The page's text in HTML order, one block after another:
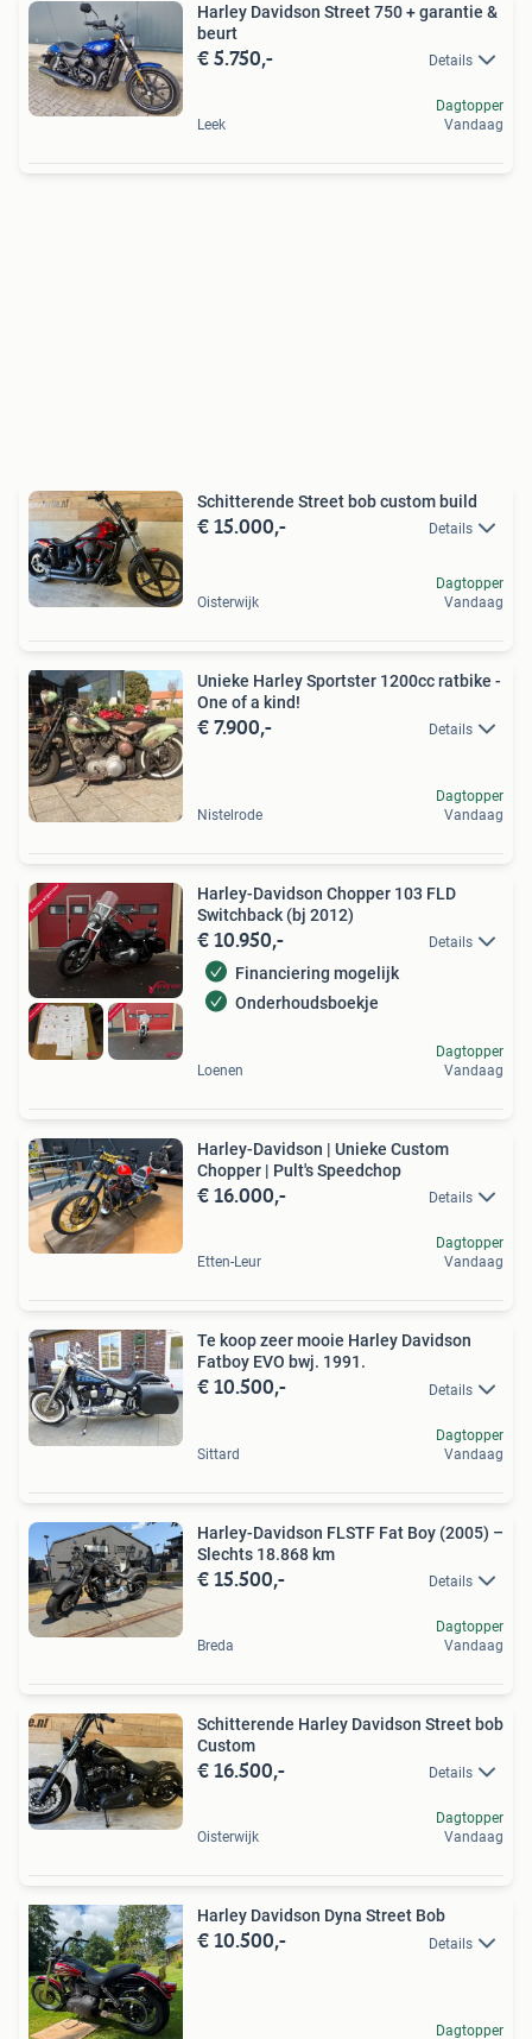
Harley Davidson Street 750 + garantie &
beurt
€ 5.750,- Details
Leek
Dagtopper
Vandaag
Schitterende Street bob custom build
€ 15.000,- Details
Oisterwijk
Dagtopper
Vandaag
Unieke Harley Sportster 1200cc ratbike -
One of a kind!
€ 7.900,- Details
Nistelrode
Dagtopper
Vandaag
Harley-Davidson Chopper 103 FLD
Switchback (bj 2012)
€ 10.950,- Details
Financiering mogelijk
Onderhoudsboekje
Loenen
Dagtopper
Vandaag
Harley-Davidson | Unieke Custom
Chopper | Pult's Speedchop
€ 16.000,- Details
Etten-Leur
Dagtopper
Vandaag
Te koop zeer mooie Harley Davidson
Fatboy EVO bwj. 1991.
€ 10.500,- Details
Sittard
Dagtopper
Vandaag
Harley-Davidson FLSTF Fat Boy (2005) –
Slechts 18.868 km
€ 15.500,- Details
Breda
Dagtopper
Vandaag
Schitterende Harley Davidson Street bob
Custom
€ 16.500,- Details
Oisterwijk
Dagtopper
Vandaag
Harley Davidson Dyna Street Bob
€ 10.500,- Details
Dagtopper